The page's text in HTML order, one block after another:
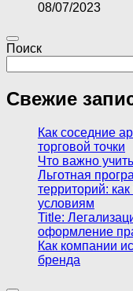
08/07/2023
Поиск
Свежие
Как соседние
торговой точки
Что важно
Льготная
территорий:
условиям
Title:
оформление
Как компании
бренда